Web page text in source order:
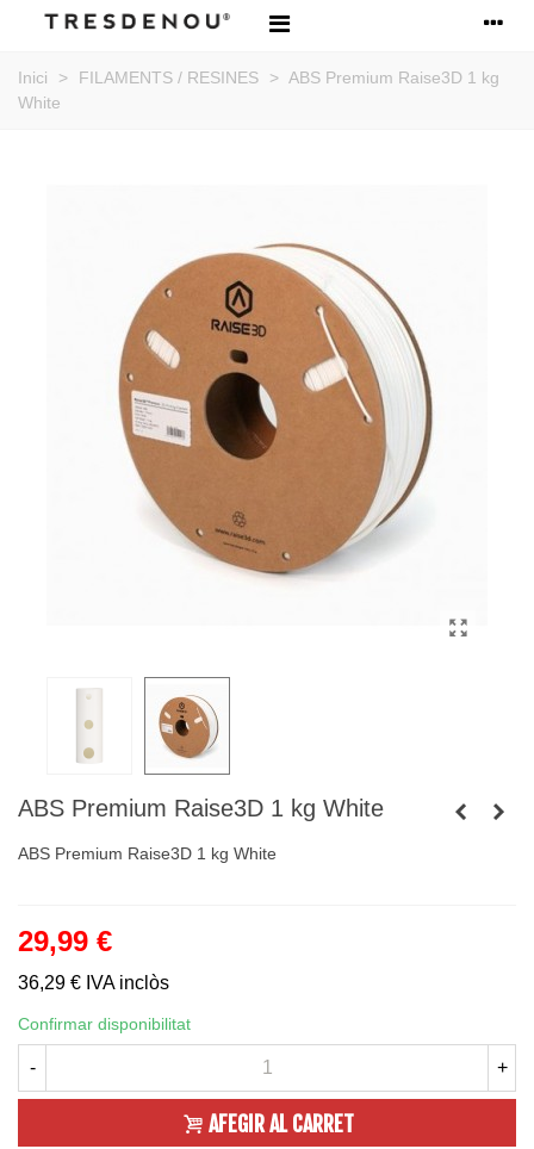
Inici > FILAMENTS / RESINES > ABS Premium Raise3D 1 kg
White
ABS Premium Raise3D 1 kg White
ABS Premium Raise3D 1 kg White
29,99 €
36,29 € IVA inclòs
Confirmar disponibilitat
- +
AFEGIR AL CARRET